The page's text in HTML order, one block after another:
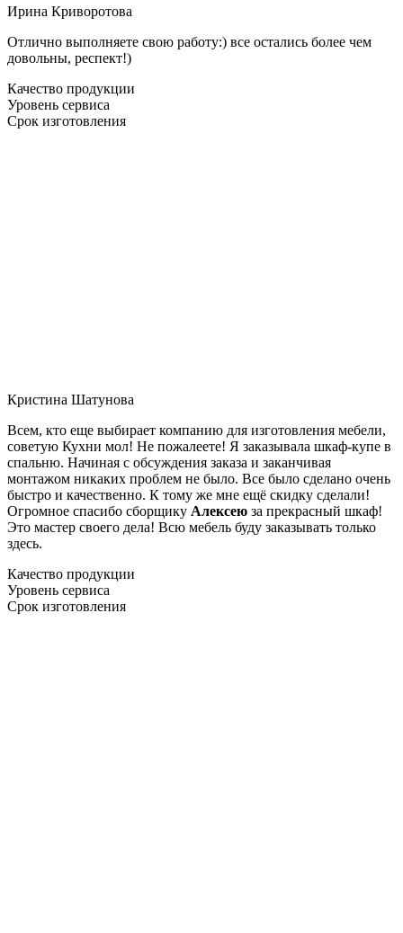
Ирина Криворотова
Отлично выполняете свою работу:) все остались более чем
довольны, респект!)
Качество продукции
Уровень сервиса
Срок изготовления
Кристина Шатунова
Всем, кто еще выбирает компанию для изготовления мебели,
советую Кухни мол! Не пожалеете! Я заказывала шкаф-купе в
спальню. Начиная с обсуждения заказа и заканчивая
монтажом никаких проблем не было. Все было сделано очень
быстро и качественно. К тому же мне ещё скидку сделали!
Огромное спасибо сборщику Алексею за прекрасный шкаф!
Это мастер своего дела! Всю мебель буду заказывать только
здесь.
Качество продукции
Уровень сервиса
Срок изготовления